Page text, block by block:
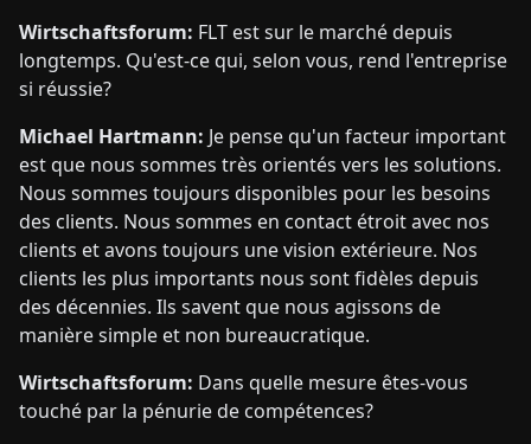
Wirtschaftsforum: FLT est sur le marché depuis
longtemps. Qu'est-ce qui, selon vous, rend l'entreprise
si réussie?
Michael Hartmann: Je pense qu'un facteur important
est que nous sommes très orientés vers les solutions.
Nous sommes toujours disponibles pour les besoins
des clients. Nous sommes en contact étroit avec nos
clients et avons toujours une vision extérieure. Nos
clients les plus importants nous sont fidèles depuis
des décennies. Ils savent que nous agissons de
manière simple et non bureaucratique.
Wirtschaftsforum: Dans quelle mesure êtes-vous
touché par la pénurie de compétences?